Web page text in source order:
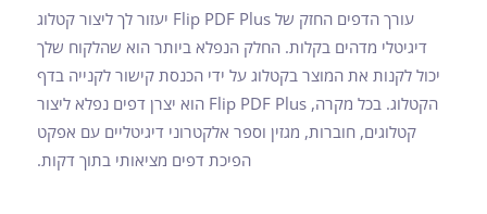
עורך הדפים החזק של Flip PDF Plus יעזור לך ליצור קטלוג
דיגיטלי מדהים בקלות. החלק הנפלא ביותר הוא שהלקוח שלך
יכול לקנות את המוצר בקטלוג על ידי הכנסת קישור לקנייה בדף
הקטלוג. בכל מקרה, Flip PDF Plus הוא יצרן דפים נפלא ליצור
קטלוגים, חוברות, מגזין וספר אלקטרוני דיגיטליים עם אפקט
הפיכת דפים מציאותי בתוך דקות.